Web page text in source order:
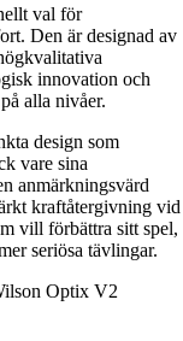
val för
Den är designad av
innovation och
alla nivåer.
design som
vare sina
anmärkningsvärd
kraftåtergivning vid
vill förbättra sitt spel,
seriösa tävlingar.
Optix V2